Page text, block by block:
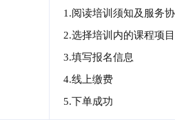
1.阅读培训须知及服务
2.选择培训内的课程项目
3.填写报名信息
4.线上缴费
5.下单成功